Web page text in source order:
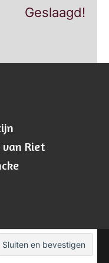
Volgend
Geslaagd!
Riet